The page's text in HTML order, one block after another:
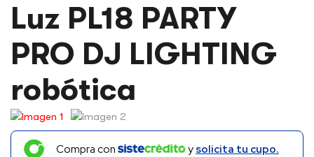
Luz PL18 PARTY
PRO DJ LIGHTING
robótica
Compra con y solicita tu cupo.